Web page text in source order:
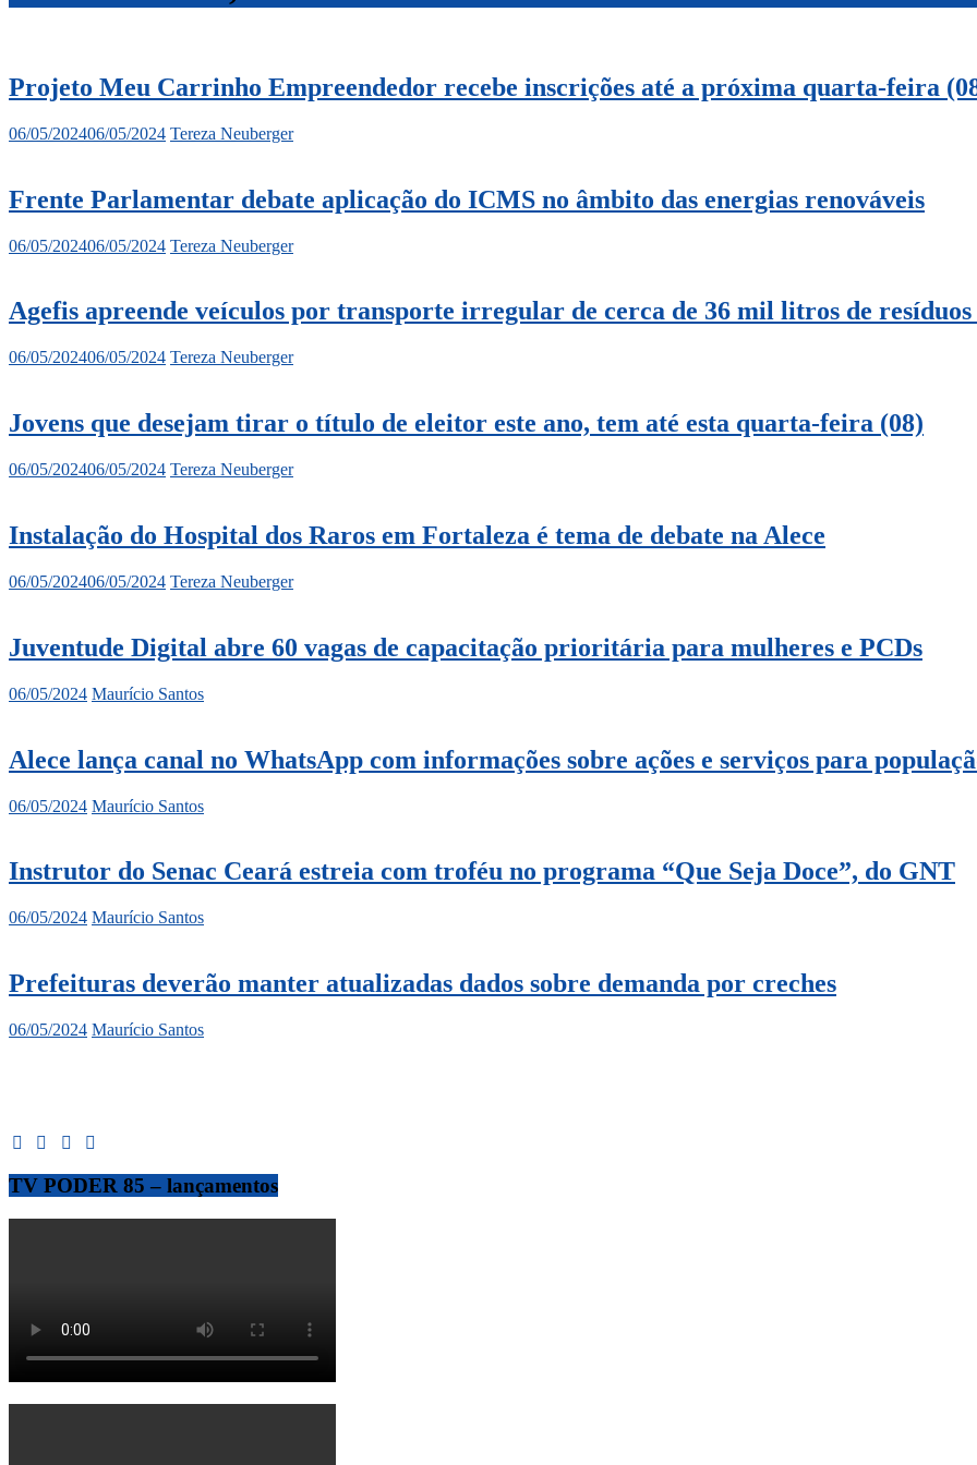
Projeto Meu Carrinho Empreendedor recebe inscrições até a próxima quarta-feira
06/05/202406/05/2024 Tereza Neuberger
Frente Parlamentar debate aplicação do ICMS no âmbito das energias renováveis
06/05/202406/05/2024 Tereza Neuberger
Agefis apreende veículos por transporte irregular de cerca de 36 mil litros de resíduos
06/05/202406/05/2024 Tereza Neuberger
Jovens que desejam tirar o título de eleitor este ano, tem até esta quarta-feira (08)
06/05/202406/05/2024 Tereza Neuberger
Instalação do Hospital dos Raros em Fortaleza é tema de debate na Alece
06/05/202406/05/2024 Tereza Neuberger
Juventude Digital abre 60 vagas de capacitação prioritária para mulheres e PCDs
06/05/2024 Maurício Santos
Alece lança canal no WhatsApp com informações sobre ações e serviços para
06/05/2024 Maurício Santos
Instrutor do Senac Ceará estreia com troféu no programa “Que Seja Doce”, do GNT
06/05/2024 Maurício Santos
Prefeituras deverão manter atualizadas dados sobre demanda por creches
06/05/2024 Maurício Santos
TV PODER 85 – lançamentos